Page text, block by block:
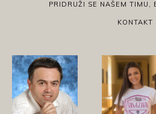
PRIDRUŽI SE NAŠEM TIMU,
KONTAKT